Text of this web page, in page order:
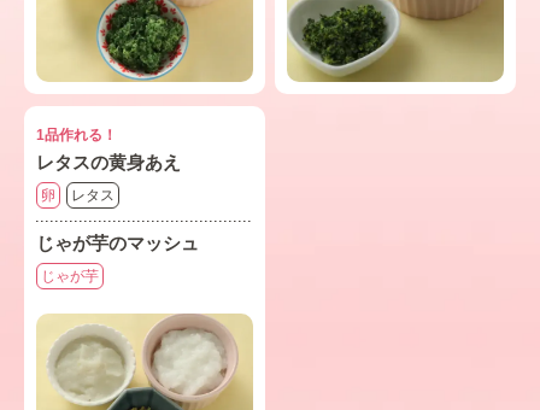
1品作れる！
レタスの黄身あえ
卵 レタス
じゃが芋のマッシュ
じゃが芋